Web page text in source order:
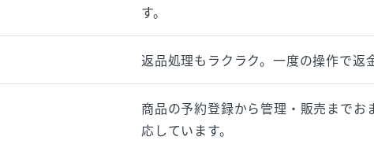
す。
返品処理もラクラク。一度の操作で返
商品の予約登録から管理・販売まで
応しています。